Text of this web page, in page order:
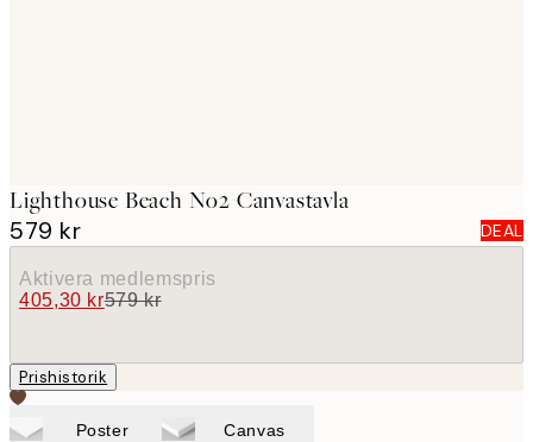
Lighthouse Beach No2 Canvastavla
579 kr DEAL
Aktivera medlemspris
405,30 kr579 kr
Prishistorik
Poster Canvas